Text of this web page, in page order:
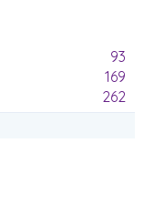
93
169
262